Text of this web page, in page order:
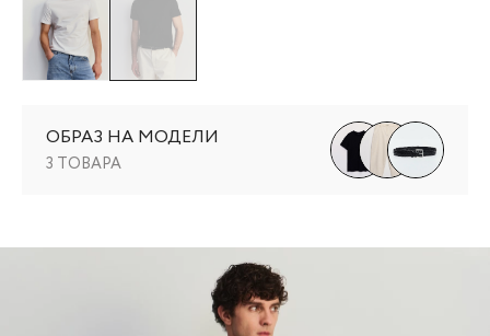
ОБРАЗ НА МОДЕЛИ
3 ТОВАРА